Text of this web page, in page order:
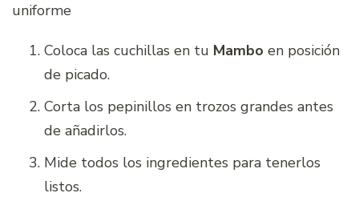
uniforme
Coloca las cuchillas en tu Mambo en posición
de picado.
Corta los pepinillos en trozos grandes antes
de añadirlos.
Mide todos los ingredientes para tenerlos
listos.